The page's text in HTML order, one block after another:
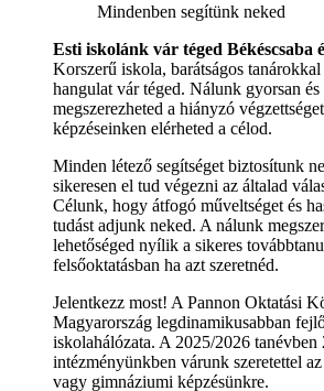
Mindenben segítünk neked
Esti iskolánk vár téged Békéscsaba
Korszerű iskola, barátságos tanárokkal
hangulat vár téged. Nálunk gyorsan és
megszerezheted a hiányzó
képzéseinken elérheted a célod.
Minden létező segítséget biztosítunk
sikeresen el tud végezni az általad
Célunk, hogy átfogó műveltséget és
tudást adjunk neked. A nálunk
lehetőséged nyílik a sikeres
felsőoktatásban ha azt szeretnéd.
Jelentkezz most! A Pannon Oktatási
Magyarország legdinamikusabban
iskolahálózata. A 2025/2026 tanévben
intézményünkben várunk szeretettel
vagy gimnáziumi képzésünkre.